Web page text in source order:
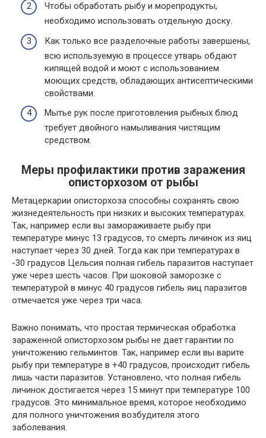
Чтобы обработать рыбу и морепродукты,
необходимо использовать отдельную доску.
Как только все разделочные работы завершены,
всю используемую в процессе утварь обдают
кипящей водой и моют с использованием
моющих средств, обладающих антисептическими
свойствами.
Мытье рук после приготовления рыбных блюд
требует двойного намыливания чистящим
средством.
Меры профилактики против заражения
описторхозом от рыбы
Метацеркарии описторхоза способны сохранять свою
жизнедеятельность при низких и высоких температурах.
Так, например если вы замораживаете рыбу при
температуре минус 13 градусов, то смерть личинок из яиц
наступает через 30 дней. Тогда как при температурах в
-30 градусов Цельсия полная гибель паразитов наступает
уже через шесть часов. При шоковой заморозке с
температурой в минус 40 градусов гибель яиц паразитов
отмечается уже через три часа.
Важно понимать, что простая термическая обработка
зараженной описторхозом рыбы не дает гарантии по
уничтожению гельминтов. Так, например если вы варите
рыбу при температуре в +40 градусов, происходит гибель
лишь части паразитов. Установлено, что полная гибель
личинок достигается через 15 минут при температуре 100
градусов. Это минимальное время, которое необходимо
для полного уничтожения возбудителя этого
заболевания.